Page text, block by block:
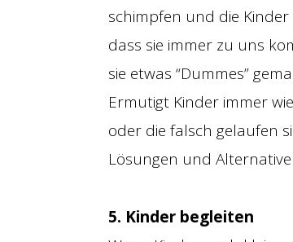
schimpfen und die
dass sie immer zu uns
sie etwas “Dummes”
Ermutigt Kinder immer
oder die falsch gelaufen
Lösungen und
5. Kinder begleiten